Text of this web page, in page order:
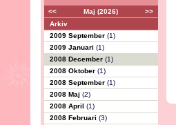
<< Maj (2026)
>>
Arkiv
2009 September (1)
2009 Januari (1)
2008 December (1)
2008 Oktober (1)
2008 September (1)
2008 Maj (2)
2008 April (1)
2008 Februari (3)